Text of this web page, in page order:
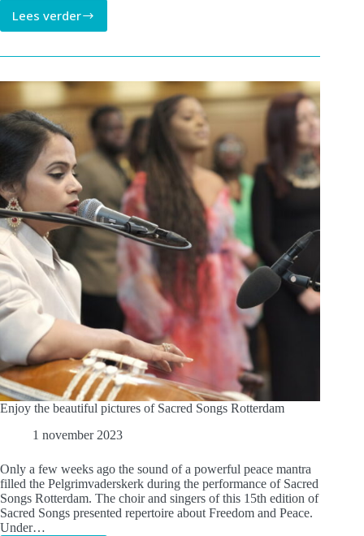
Lees verder
Sacred
performance
European
Policy
Dialogue
Forum
Enjoy the beautiful pictures of Sacred Songs Rotterdam
1 november 2023
Only a few weeks ago the sound of a powerful peace mantra
filled the Pelgrimvaderskerk during the performance of Sacred
Songs Rotterdam. The choir and singers of this 15th edition of
Sacred Songs presented repertoire about Freedom and Peace.
Under…